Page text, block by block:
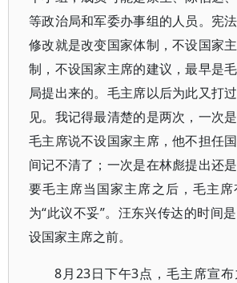
等政治局和军委办事组的人员。宪
修改就是改变国家体制，不设国家
制，不设国家主席的建议，最早是
局提出来的。毛主席以后为此又打
见。我记得最清楚的是两次，一次
毛主席说不设国家主席，他不担任
间记不清了；一次是在林彪提出还
要毛主席当国家主席之后，毛主席
为“此议不妥”。汪东兴传达的时间
设国家主席之前。
8月23日下午3点，毛主席宣